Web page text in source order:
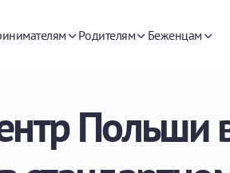
Родителям Беженцам
Польши